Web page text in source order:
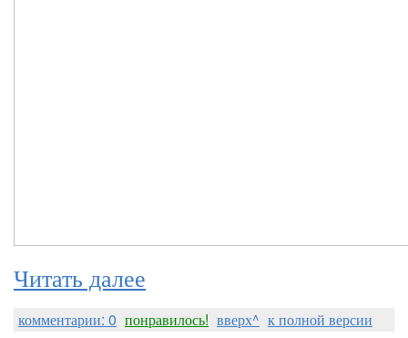
Читать далее
комментарии: 0 понравилось! вверх^ к полной версии